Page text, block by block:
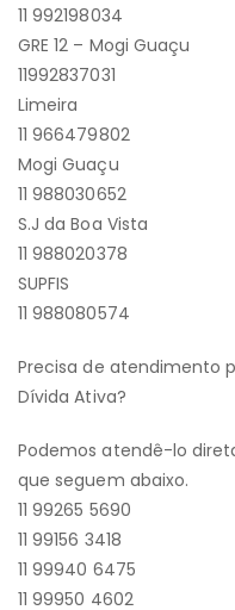
11 992198034
GRE 12 – Mogi Guaçu
11992837031
Limeira
11 966479802
Mogi Guaçu
11 988030652
S.J da Boa Vista
11 988020378
SUPFIS
11 988080574
Precisa de atendimento
Dívida Ativa?
Podemos atendê-lo
que seguem abaixo.
11 99265 5690
11 99156 3418
11 99940 6475
11 99950 4602